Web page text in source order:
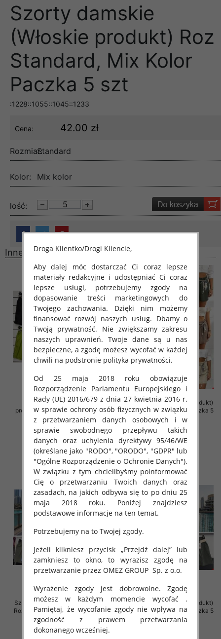
Szorty damskie
(Włoskie produkt) Roz
Standard, Mix Kolor
Paczka 5 szt
:1228::1055::1045::1233
Cena: 42.00 zł
Rozmiar:Standard
Kolor: Mix kolor
lość:
Inne produkty
Rybaczki damskie (Włoskie
produkt) Roz Standard, Mix Kolor
Paczka 5 szt
42.00 zł
szczegóły
Szorty damskie (Włoskie produkt)
Roz Standard, Mix Kolor Paczka 5
szt
42.00 zł
szczegóły
Szorty damskie (Włoskie produkt)
Roz Standard, Mix Kolor Paczka 5
szt
33.00 zł
Szorty damskie (Włoskie produkt)
Roz Standard, Mix Kolor Paczka 5
szt
Droga Klientko/Drogi Kliencie,
Aby dalej móc dostarczać Ci coraz lepsze
materiały redakcyjne i udostępniać Ci coraz
lepsze usługi, potrzebujemy zgody na
dopasowanie treści marketingowych do
Twojego zachowania. Dzięki nim możemy
finansować rozwój naszych usług. Dbamy o
Twoją prywatność. Nie zwiększamy zakresu
naszych uprawnień. Twoje dane są u nas
bezpieczne, a zgodę możesz wycofać w każdej
chwili na podstronie polityka prywatności.
Od 25 maja 2018 roku obowiązuje
Rozporządzenie Parlamentu Europejskiego i
Rady (UE) 2016/679 z dnia 27 kwietnia 2016 r.
w sprawie ochrony osób fizycznych w związku
z przetwarzaniem danych osobowych i w
sprawie swobodnego przepływu takich
danych oraz uchylenia dyrektywy 95/46/WE
(określane jako "RODO", "ORODO", "GDPR" lub
"Ogólne Rozporządzenie o Ochronie Danych").
W związku z tym chcielibyśmy poinformować
Cię o przetwarzaniu Twoich danych oraz
zasadach, na jakich odbywa się to po dniu 25
maja 2018 roku. Poniżej znajdziesz
podstawowe informacje na ten temat.
Potrzebujemy na to Twojej zgody.
Jeżeli klikniesz przycisk „Przejdź dalej” lub
zamkniesz to okno, to wyrazisz zgodę na
przetwarzanie przez OMEZ GROUP Sp. z o.o.
Wyrażenie zgody jest dobrowolne. Zgodę
możesz w każdym momencie wycofać .
Pamiętaj, że wycofanie zgody nie wpływa na
zgodność z prawem przetwarzania
dokonanego wcześniej.